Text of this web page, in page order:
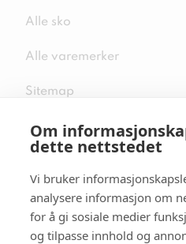
Om
dette nettstedet
Vi bruker
analysere informasjon om
for å gi sosiale medier
og tilpasse innhold og
Alle sko
Alle varemerker
Sitemap
Følg oss i sosiale medier